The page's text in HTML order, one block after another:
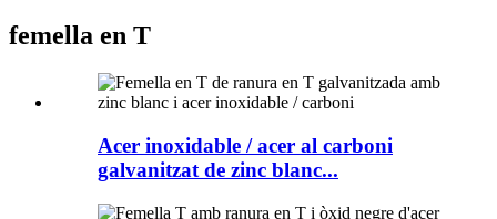
femella en T
Acer inoxidable / acer al carboni
galvanitzat de zinc blanc...